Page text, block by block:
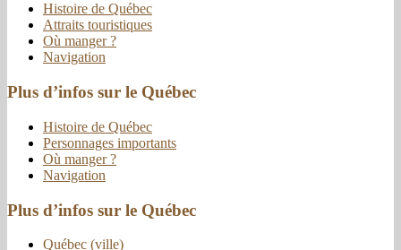
Histoire de Québec
Attraits touristiques
Où manger ?
Navigation
Plus d’infos sur le Québec
Histoire de Québec
Personnages importants
Où manger ?
Navigation
Plus d’infos sur le Québec
Québec (ville)